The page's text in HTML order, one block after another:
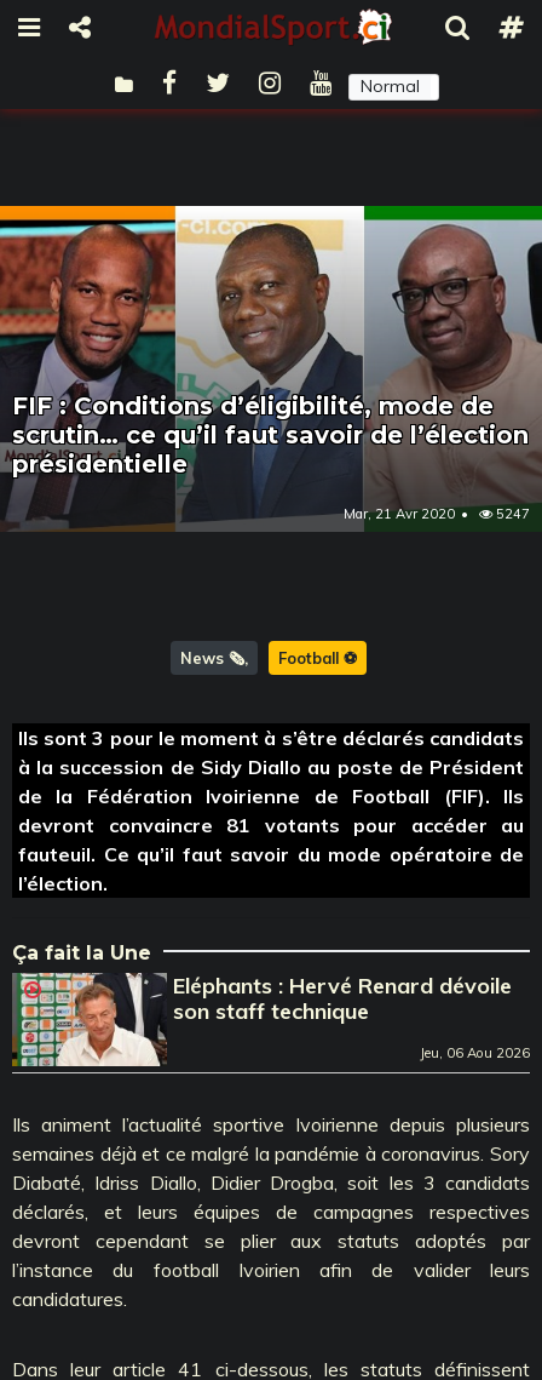
Normal
FIF : Conditions d’éligibilité, mode de
scrutin… ce qu’il faut savoir de l’élection
présidentielle
Mar, 21 Avr 2020 5247
News 🗞️ Football ⚽️
Ils sont 3 pour le moment à s’être déclarés candidats
à la succession de Sidy Diallo au poste de Président
de la Fédération Ivoirienne de Football (FIF). Ils
devront convaincre 81 votants pour accéder au
fauteuil. Ce qu’il faut savoir du mode opératoire de
l’élection.
Ça fait la Une
Eléphants : Hervé Renard dévoile
son staff technique
Jeu, 06 Aou 2026
Ils animent l’actualité sportive Ivoirienne depuis plusieurs
semaines déjà et ce malgré la pandémie à coronavirus. Sory
Diabaté, Idriss Diallo, Didier Drogba, soit les 3 candidats
déclarés, et leurs équipes de campagnes respectives
devront cependant se plier aux statuts adoptés par
l’instance du football Ivoirien afin de valider leurs
candidatures.
Dans leur article 41 ci-dessous, les statuts définissent